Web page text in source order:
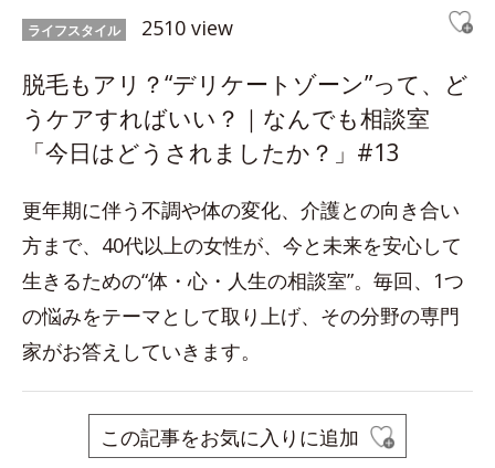
ライフスタイル 2510 view
脱毛もアリ？“デリケートゾーン”って、ど
うケアすればいい？｜なんでも相談室
「今日はどうされましたか？」#13
更年期に伴う不調や体の変化、介護との向き合い
方まで、40代以上の女性が、今と未来を安心して
生きるための“体・心・人生の相談室”。毎回、1つ
の悩みをテーマとして取り上げ、その分野の専門
家がお答えしていきます。
この記事をお気に入りに追加